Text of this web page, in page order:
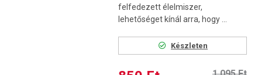
felfedezett élelmiszer,
lehetőséget kínál arra, hogy ...
Készleten